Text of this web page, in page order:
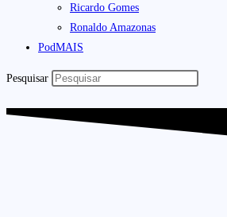
Ricardo Gomes
Ronaldo Amazonas
PodMAIS
Pesquisar